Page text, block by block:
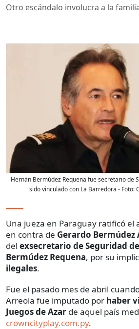
Otro escándalo involucra a la
Hernán Bermúdez Requena fue secretario de
sido vinculado con La Barredora - Foto:
Una jueza en Paraguay ratificó el
en contra de Gerardo Bermúdez
del exsecretario de Seguridad
Bermúdez Requena, por su
ilegales.
Fue el pasado mes de abril
Arreola fue imputado por haber
Juegos de Azar de aquel país
crowncityplay.com.py.